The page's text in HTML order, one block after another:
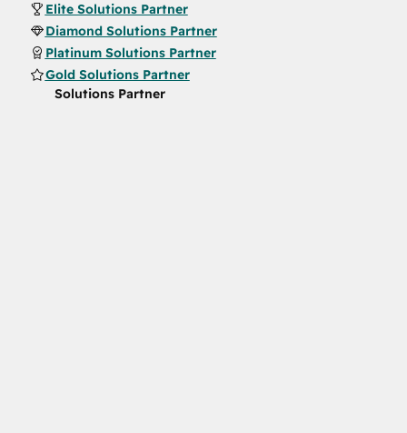
Elite Solutions Partner
Diamond Solutions Partner
Platinum Solutions Partner
Gold Solutions Partner
Solutions Partner